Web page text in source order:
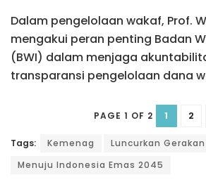
Dalam pengelolaan wakaf, Prof.
mengakui peran penting Badan
(BWI) dalam menjaga
transparansi pengelolaan dana
PAGE 1 OF 2 1 2
Tags: Kemenag
Luncurkan
Menuju Indonesia Emas 2045